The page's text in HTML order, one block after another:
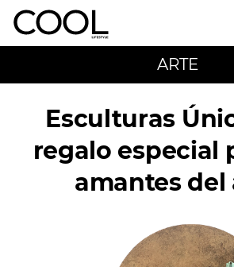
ARTE
Esculturas
regalo especial
amantes del